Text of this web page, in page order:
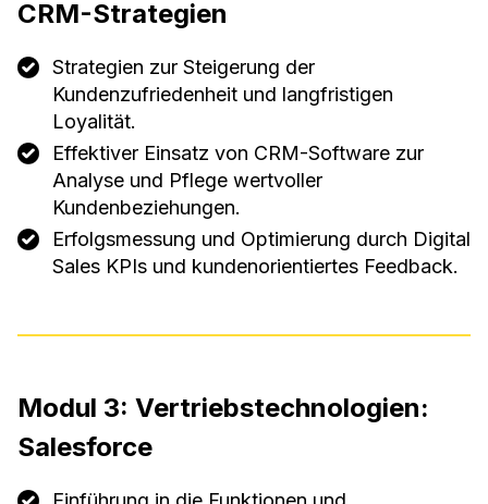
CRM-Strategien
Strategien zur Steigerung der
Kundenzufriedenheit und langfristigen
Loyalität.
Effektiver Einsatz von CRM-Software zur
Analyse und Pflege wertvoller
Kundenbeziehungen.
Erfolgsmessung und Optimierung durch Digital
Sales KPIs und kundenorientiertes Feedback.
Modul 3: Vertriebstechnologien:
Salesforce